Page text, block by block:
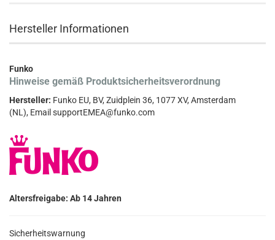
Hersteller Informationen
Funko
Hinweise gemäß Produktsicherheitsverordnung
Hersteller: Funko EU, BV, Zuidplein 36, 1077 XV, Amsterdam
(NL), Email supportEMEA@funko.com
Altersfreigabe: Ab 14 Jahren
Sicherheitswarnung